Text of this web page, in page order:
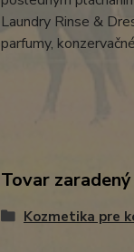
Laundry Rinse &
parfumy,
Tovar
Kozmetika pre